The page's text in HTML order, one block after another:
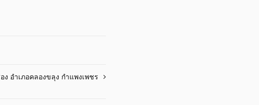
อำเภอคลองขลุง กำแพงเพชร